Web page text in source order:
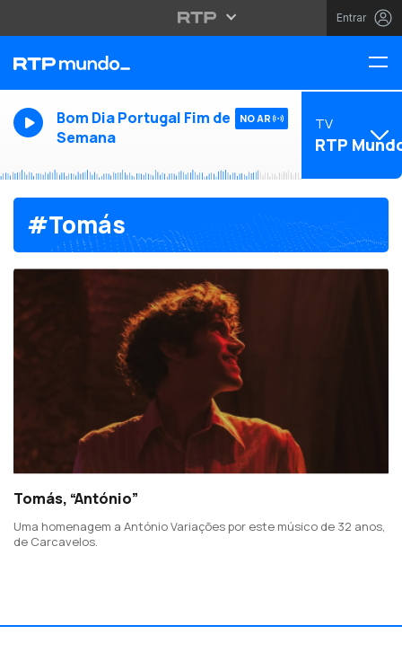
Entrar
Bom Dia Portugal Fim de
Semana
NO AR TV
RTP
#Tomás
Tomás, “António”
Uma homenagem a António Variações por este músico de 32 anos,
de Carcavelos.